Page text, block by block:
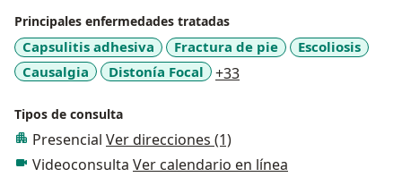
Principales enfermedades tratadas
Capsulitis adhesiva Fractura de pie
Escoliosis
Causalgia
Distonía Focal +33a11y_sr_more_diseases
Tipos de consulta
Presencial Ver direcciones (1)
Videoconsulta Ver calendario en línea